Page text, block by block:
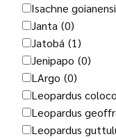
Isachne
Janta (0)
Jatobá (1)
Jenipapo (0)
LArgo (0)
Leopardus
Leopardus
Leopardus